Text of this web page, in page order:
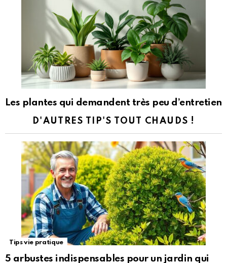
Les plantes qui demandent très peu d’entretien
D'AUTRES TIP'S TOUT CHAUDS !
Tips vie pratique
5 arbustes indispensables pour un jardin qui